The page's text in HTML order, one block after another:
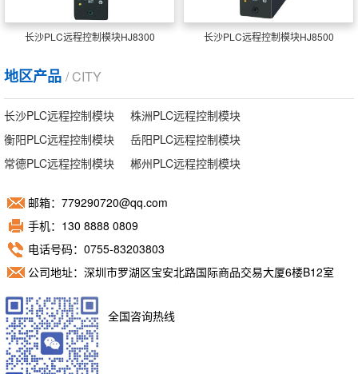
长沙PLC远程控制模块HJ8300 长沙PLC远程控制模块HJ8500
地区产品 / CITY
长沙PLC远程控制模块
株洲PLC远程控制模块
衡阳PLC远程控制模块
岳阳PLC远程控制模块
常德PLC远程控制模块
郴州PLC远程控制模块
邮箱：779290720@qq.com
手机：130 8888 0809
电话号码：0755-83203803
公司地址：深圳市罗湖区宝安北路国际商品交易大厦6楼B12室
全国咨询热线